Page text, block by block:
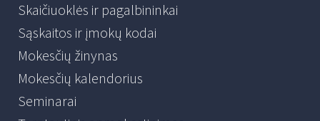
Skaičiuoklės ir pagalbininkai
Sąskaitos ir įmokų kodai
Mokesčių žinynas
Mokesčių kalendorius
Seminarai